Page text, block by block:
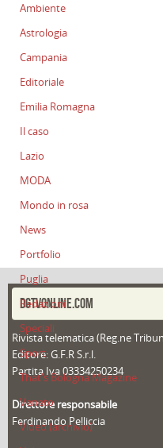
Ambiente
Astrologia
Campania
Editoriale
Emilia Romagna
Il caso
Lazio
MODA
Mondo in rosa
News
Portfolio
Puglia
Redazioni
Speciali
Sport
That's Bologna Magazine
Veneto
Video (archivio)
DGTVONLINE.COM
Rivista telematica (Reg.ne
Editore: G.F.R S.r.l.
Partita Iva 03334250234
Direttore responsabile
Ferdinando Pelliccia